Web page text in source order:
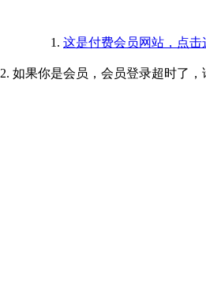
1. 这是付费会员网站，点击
2. 如果你是会员，会员登录超时了